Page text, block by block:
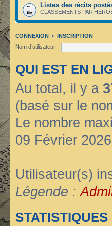
Listes des récits
CLASSEMENTS PAR
CONNEXION • INSCRIPTION
Nom d’utilisateur :
QUI EST EN
Au total, il y a
(basé sur le
Le nombre
09 Février
Utilisateur(s)
Légende :
STATISTIQUES